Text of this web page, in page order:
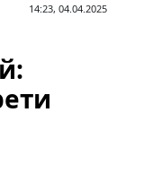
14:23, 04.04.2025